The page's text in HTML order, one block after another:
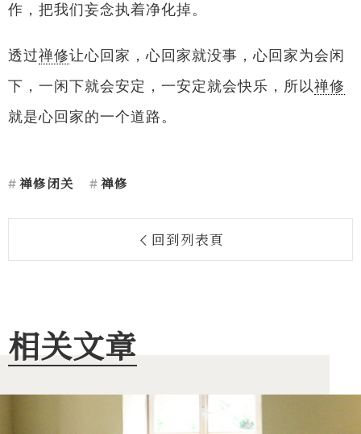
作，把我们妄念执着净化掉。
透过禅修让心回家，心回家就没事，心回家为会闲
下，一闲下就会安定，一安定就会快乐，所以禅修
就是心回家的一个道路。
禅修闭关 禅修
回到列表頁
相关文章